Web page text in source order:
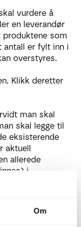
Om
vurdere å
en leverandør
som
antall er fylt inn i
overstyres.
Klikk deretter
man skal
skal legge til
eksisterende
aktuell
allerede
i